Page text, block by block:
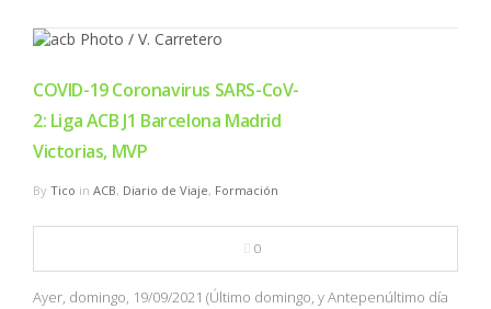
COVID-19 Coronavirus SARS-CoV-
2: Liga ACB J1 Barcelona Madrid
Victorias, MVP
By Tico in ACB, Diario de Viaje, Formación
0
Ayer, domingo, 19/09/2021 (Último domingo, y Antepenúltimo día